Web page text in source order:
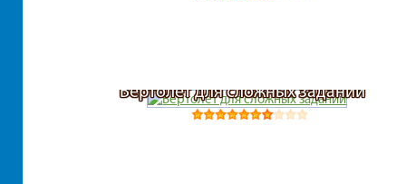
Вертолет для сложных заданий